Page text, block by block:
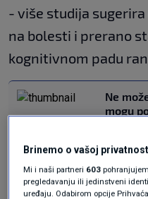
- više studija
na bolesti i prerano
kognitivnom padu
Ne
mogu
Ovo je
ZDRAVLJE|
Brinemo o vašoj
Mi i naši partneri 603
pregledavanju ili jedinstveni
uređaju. Odabirom opcije